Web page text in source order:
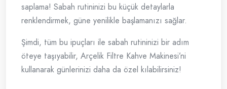
saplama! Sabah rutininizi bu küçük detaylarla
renklendirmek, güne yenilikle başlamanızı sağlar.
Şimdi, tüm bu ipuçları ile sabah rutininizi bir adım
öteye taşıyabilir, Arçelik Filtre Kahve Makinesi’ni
kullanarak günlerinizi daha da özel kılabilirsiniz!